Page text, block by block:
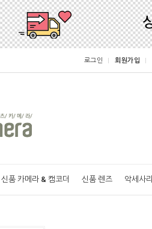
로그인 회원가입
신품 카메라 & 캠코더 신품 렌즈 악세사리